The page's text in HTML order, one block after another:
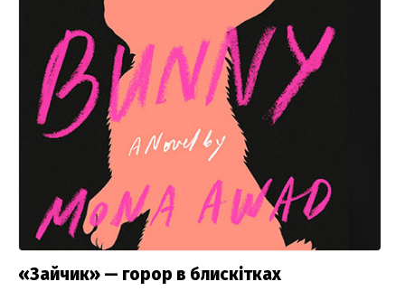
«Зайчик» — горор в блискітках